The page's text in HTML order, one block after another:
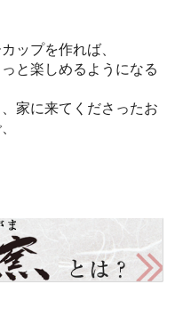
ップを作れば、
と楽しめるようになる
家に来てくださったお